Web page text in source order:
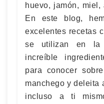
huevo, jamón, miel,
En este blog,
excelentes recetas
se utilizan en la
increíble
para conocer
manchego y deleita
incluso a ti